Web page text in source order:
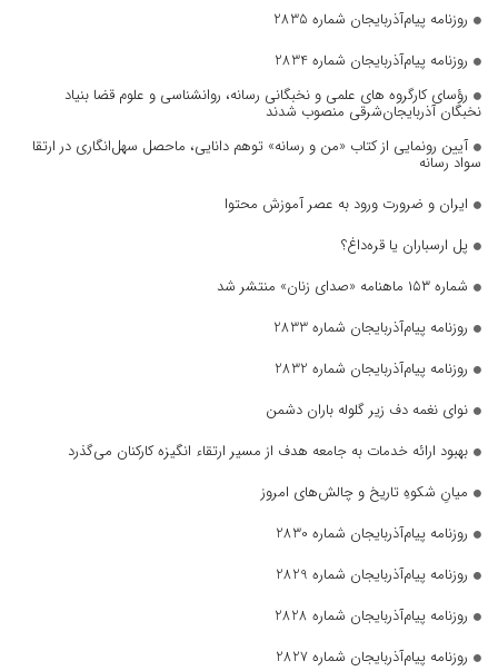
روزنامه پیام‌آذربایجان شماره 2835
روزنامه پیام‌آذربایجان شماره 2834
رؤسای کارگروه های علمی و نخبگانی رسانه، روانشناسی و علوم قضا بنیاد
نخبگان آذربایجان‌شرقی منصوب شدند
آیین رونمایی از کتاب «من و رسانه» توهم دانایی، ماحصل سهل‌انگاری در ارتقا
سواد رسانه
ایران و ضرورت ورود به عصر آموزش محتوا
پل ارسباران یا قره‌داغ؟
شماره ۱۵۳ ماهنامه «صدای زنان» منتشر شد
روزنامه پیام‌آذربایجان شماره 2833
روزنامه پیام‌آذربایجان شماره 2832
نوای نغمه دف زیر گلوله باران دشمن
بهبود ارائه خدمات به جامعه هدف از مسیر ارتقاء انگیزه کارکنان می‌گذرد
میانِ شکوهِ تاریخ و چالش‌های امروز
روزنامه پیام‌آذربایجان شماره 2830
روزنامه پیام‌آذربایجان شماره 2829
روزنامه پیام‌آذربایجان شماره 2828
روزنامه پیام‌آذربایجان شماره 2827